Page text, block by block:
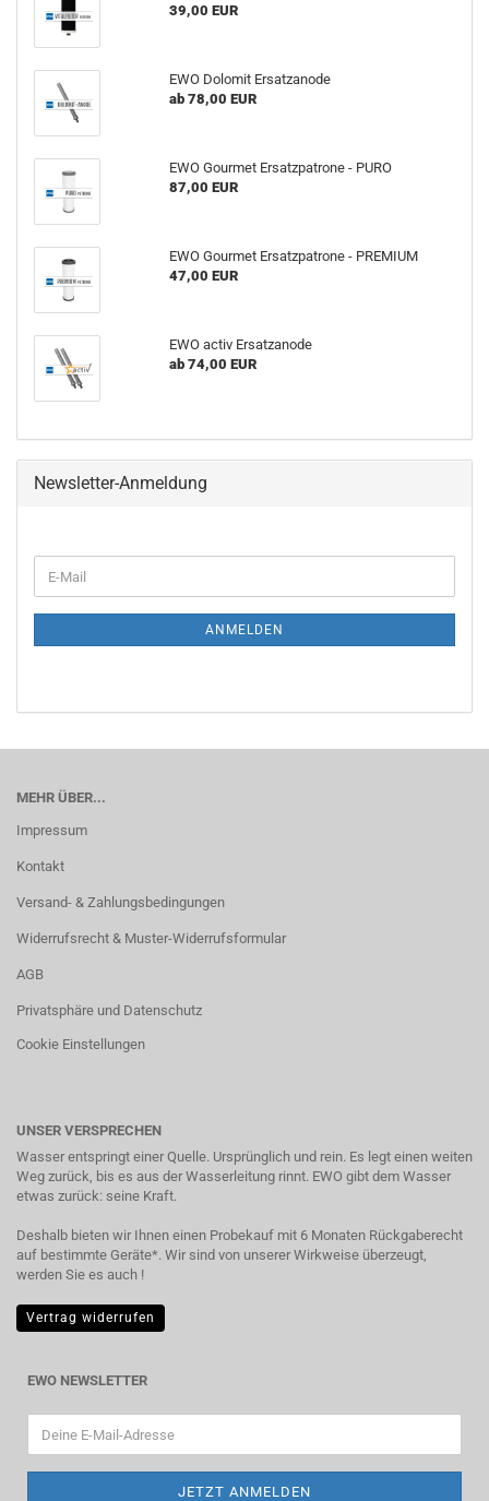
39,00 EUR
EWO Dolomit Ersatzanode
ab 78,00 EUR
EWO Gourmet Ersatzpatrone - PURO
87,00 EUR
EWO Gourmet Ersatzpatrone - PREMIUM
47,00 EUR
EWO activ Ersatzanode
ab 74,00 EUR
Newsletter-Anmeldung
ZUR
E-
Mail
ANMELDEN
MEHR ÜBER...
Impressum
Kontakt
Versand- & Zahlungsbedingungen
Widerrufsrecht & Muster-Widerrufsformular
AGB
Privatsphäre und Datenschutz
Cookie Einstellungen
UNSER VERSPRECHEN
Wasser entspringt einer Quelle. Ursprünglich und rein. Es legt einen weiten
Weg zurück, bis es aus der Wasserleitung rinnt. EWO gibt dem Wasser
etwas zurück: seine Kraft.
Deshalb bieten wir Ihnen einen Probekauf mit 6 Monaten Rückgaberecht
auf bestimmte Geräte*. Wir sind von unserer Wirkweise überzeugt,
werden Sie es auch !
Vertrag widerrufen
EWO NEWSLETTER